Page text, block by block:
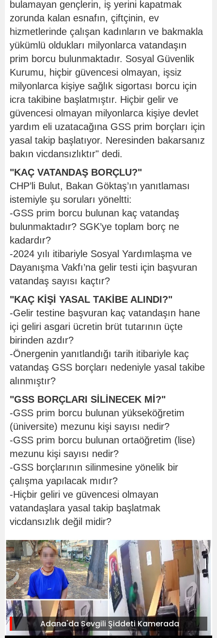
bulamayan gençlerin, iş yerini kapatmak
zorunda kalan esnafın, çiftçinin, ev
hizmetlerinde çalışan kadınların ve bakmakla
yükümlü oldukları milyonlarca vatandaşın
prim borcu bulunmaktadır. Sosyal Güvenlik
Kurumu, hiçbir güvencesi olmayan, işsiz
milyonlarca kişiye sağlık sigortası borcu için
icra takibine başlatmıştır. Hiçbir gelir ve
güvencesi olmayan milyonlarca kişiye devlet
yardım eli uzatacağına GSS prim borçları için
yasal takip başlatıyor. Neresinden bakarsanız
bakın vicdansızlıktır" dedi.
"KAÇ VATANDAŞ BORÇLU?"
CHP’li Bulut, Bakan Göktaş’ın yanıtlaması
istemiyle şu soruları yöneltti:
-GSS prim borcu bulunan kaç vatandaş
bulunmaktadır? SGK’ye toplam borç ne
kadardır?
-2024 yılı itibariyle Sosyal Yardımlaşma ve
Dayanışma Vakfı’na gelir testi için başvuran
vatandaş sayısı kaçtır?
"KAÇ KİŞİ YASAL TAKİBE ALINDI?"
-Gelir testine başvuran kaç vatandaşın hane
içi geliri asgari ücretin brüt tutarının üçte
birinden azdır?
-Önergenin yanıtlandığı tarih itibariyle kaç
vatandaş GSS borçları nedeniyle yasal takibe
alınmıştır?
"GSS BORÇLARI SİLİNECEK Mİ?"
-GSS prim borcu bulunan yükseköğretim
(üniversite) mezunu kişi sayısı nedir?
-GSS prim borcu bulunan ortaöğretim (lise)
mezunu kişi sayısı nedir?
-GSS borçlarının silinmesine yönelik bir
çalışma yapılacak mıdır?
-Hiçbir geliri ve güvencesi olmayan
vatandaşlara yasal takip başlatmak
vicdansızlık değil midir?
Adana'da Sevgili Şiddeti Kamerada